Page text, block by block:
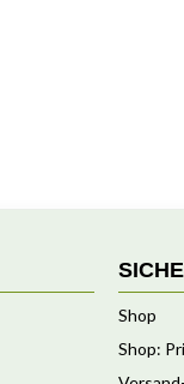
Shop
Shop: